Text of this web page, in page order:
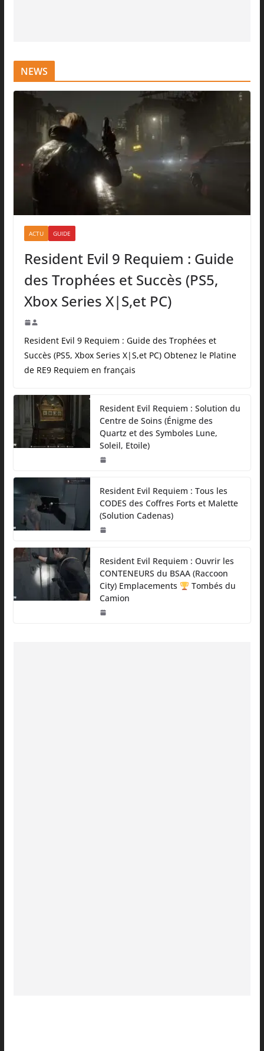
NEWS
ACTU GUIDE
Resident Evil 9 Requiem : Guide
des Trophées et Succès (PS5,
Xbox Series X|S,et PC)
Resident Evil 9 Requiem : Guide des Trophées et
Succès (PS5, Xbox Series X|S,et PC) Obtenez le Platine
de RE9 Requiem en français
Resident Evil Requiem : Solution du
Centre de Soins (Énigme des
Quartz et des Symboles Lune,
Soleil, Etoile)
Resident Evil Requiem : Tous les
CODES des Coffres Forts et Malette
(Solution Cadenas)
Resident Evil Requiem : Ouvrir les
CONTENEURS du BSAA (Raccoon
City) Emplacements
Tombés du
Camion